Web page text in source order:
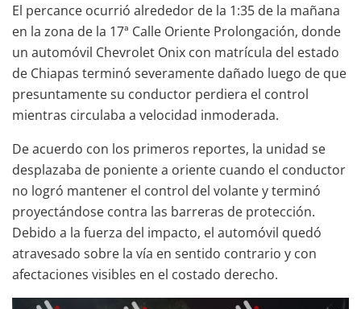
El percance ocurrió alrededor de la 1:35 de la mañana
en la zona de la 17ª Calle Oriente Prolongación, donde
un automóvil Chevrolet Onix con matrícula del estado
de Chiapas terminó severamente dañado luego de que
presuntamente su conductor perdiera el control
mientras circulaba a velocidad inmoderada.
De acuerdo con los primeros reportes, la unidad se
desplazaba de poniente a oriente cuando el conductor
no logró mantener el control del volante y terminó
proyectándose contra las barreras de protección.
Debido a la fuerza del impacto, el automóvil quedó
atravesado sobre la vía en sentido contrario y con
afectaciones visibles en el costado derecho.